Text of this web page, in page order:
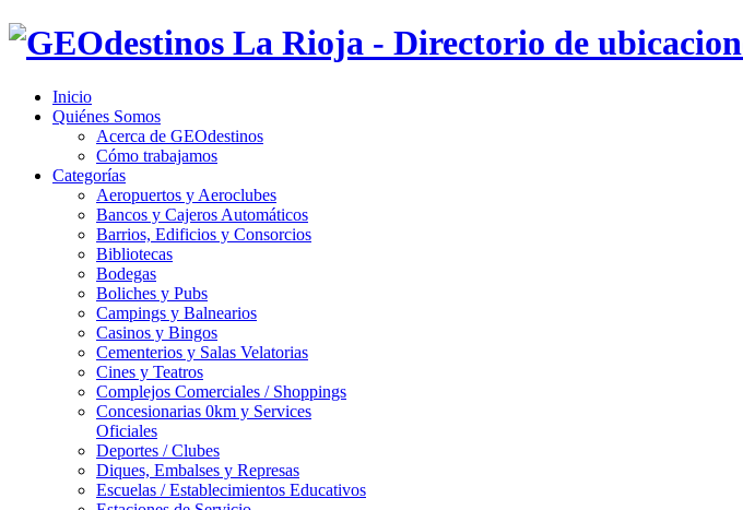
Inicio
Quiénes Somos
Acerca de GEOdestinos
Cómo trabajamos
Categorías
Aeropuertos y Aeroclubes
Bancos y Cajeros Automáticos
Barrios, Edificios y Consorcios
Bibliotecas
Bodegas
Boliches y Pubs
Campings y Balnearios
Casinos y Bingos
Cementerios y Salas Velatorias
Cines y Teatros
Complejos Comerciales / Shoppings
Concesionarias 0km y Services
Oficiales
Deportes / Clubes
Diques, Embalses y Represas
Escuelas / Establecimientos Educativos